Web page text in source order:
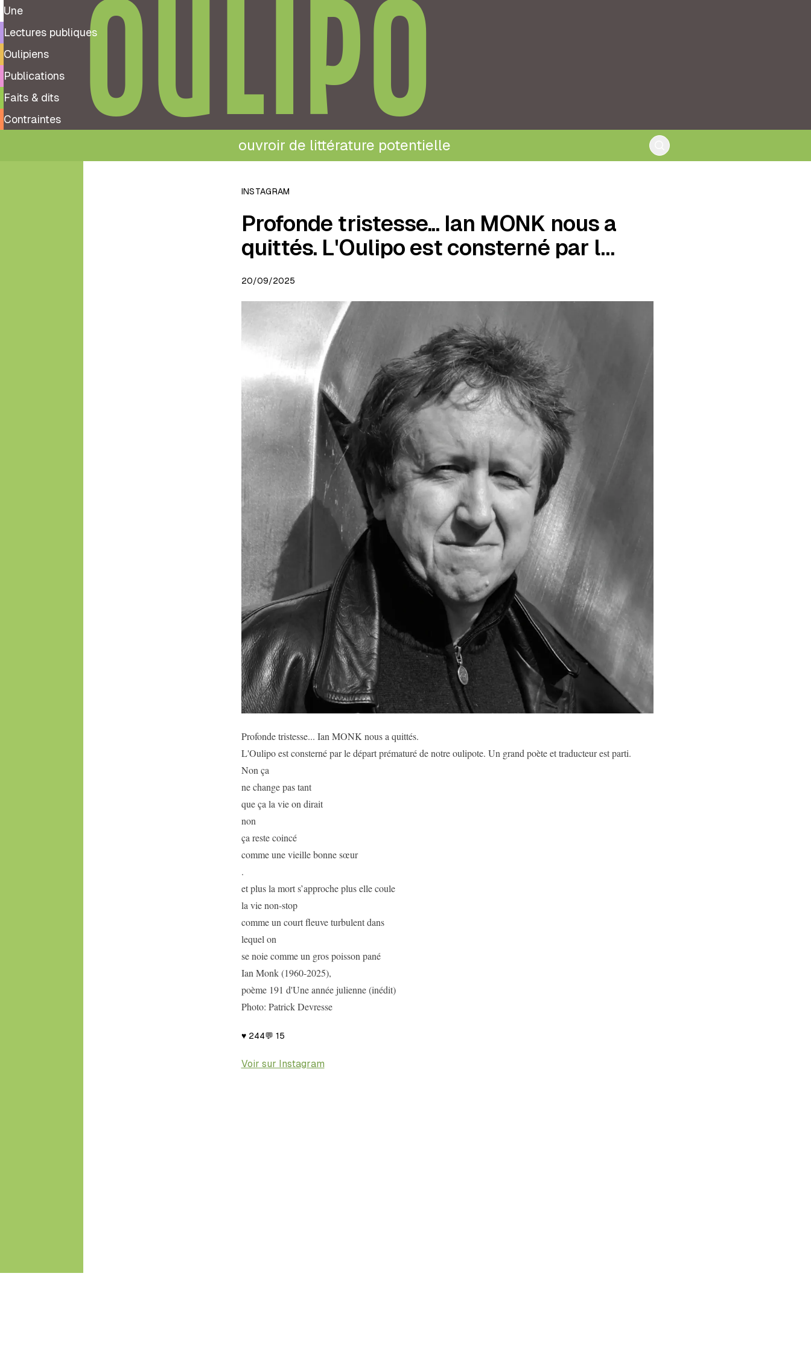
Une
Lectures publiques
Oulipiens
Publications
Faits & dits
Contraintes
OULIPO
ouvroir de littérature potentielle
INSTAGRAM
Profonde tristesse... Ian MONK nous a
quittés. L'Oulipo est consterné par l…
20/09/2025
Profonde tristesse... Ian MONK nous a quittés.
L'Oulipo est consterné par le départ prématuré de notre oulipote. Un grand poète et traducteur est parti.
Non ça
ne change pas tant
que ça la vie on dirait
non
ça reste coincé
comme une vieille bonne sœur
.
et plus la mort s’approche plus elle coule
la vie non-stop
comme un court fleuve turbulent dans
lequel on
se noie comme un gros poisson pané
Ian Monk (1960-2025),
poème 191 d'Une année julienne (inédit)
Photo: Patrick Devresse
♥ 244💬 15
Voir sur Instagram